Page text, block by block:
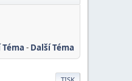
- Další Téma
TISK